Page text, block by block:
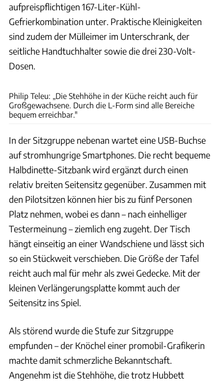
aufpreispflichtigen 167-Liter-Kühl-
Gefrierkombination unter. Praktische Kleinigkeiten
sind zudem der Mülleimer im Unterschrank, der
seitliche Handtuchhalter sowie die drei 230-Volt-
Dosen.
Philip Teleu: „Die Stehhöhe in der Küche reicht auch für
Großgewachsene. Durch die L-Form sind alle Bereiche
bequem erreichbar."
In der Sitzgruppe nebenan wartet eine USB-Buchse
auf stromhungrige Smartphones. Die recht bequeme
Halbdinette-Sitzbank wird ergänzt durch einen
relativ breiten Seitensitz gegenüber. Zusammen mit
den Pilotsitzen können hier bis zu fünf Personen
Platz nehmen, wobei es dann – nach einhelliger
Testermeinung – ziemlich eng zugeht. Der Tisch
hängt einseitig an einer Wandschiene und lässt sich
so ein Stückweit verschieben. Die Größe der Tafel
reicht auch mal für mehr als zwei Gedecke. Mit der
kleinen Verlängerungsplatte kommt auch der
Seitensitz ins Spiel.
Als störend wurde die Stufe zur Sitzgruppe
empfunden – der Knöchel einer promobil-Grafikerin
machte damit schmerzliche Bekanntschaft.
Angenehm ist die Stehhöhe, die trotz Hubbett